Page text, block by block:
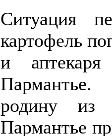
Ситуация
картофель
и
родину из
Пармантье